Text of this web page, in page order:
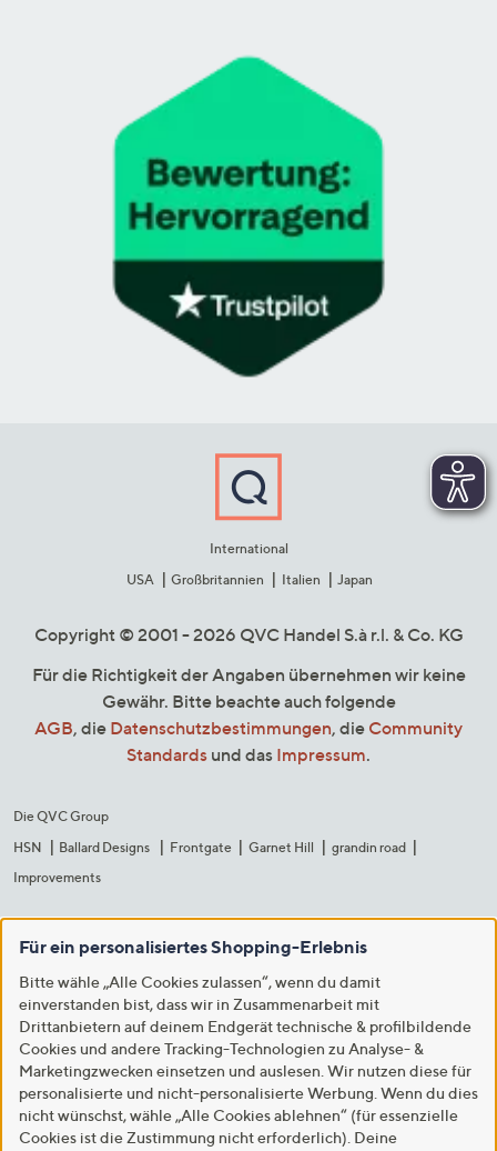
International
USA
Großbritannien Italien Japan
Copyright © 2001 - 2026 QVC Handel S.à r.l. & Co. KG
Für die Richtigkeit der Angaben übernehmen wir keine
Gewähr. Bitte beachte auch folgende
AGB, die Datenschutzbestimmungen, die Community
Standards und das Impressum.
Die QVC Group
HSN
Ballard Designs Frontgate Garnet Hill
grandin road
Improvements
Für ein personalisiertes Shopping-Erlebnis
Bitte wähle „Alle Cookies zulassen“, wenn du damit
einverstanden bist, dass wir in Zusammenarbeit mit
Drittanbietern auf deinem Endgerät technische & profilbildende
Cookies und andere Tracking-Technologien zu Analyse- &
Marketingzwecken einsetzen und auslesen. Wir nutzen diese für
personalisierte und nicht-personalisierte Werbung. Wenn du dies
nicht wünschst, wähle „Alle Cookies ablehnen“ (für essenzielle
Cookies ist die Zustimmung nicht erforderlich). Deine